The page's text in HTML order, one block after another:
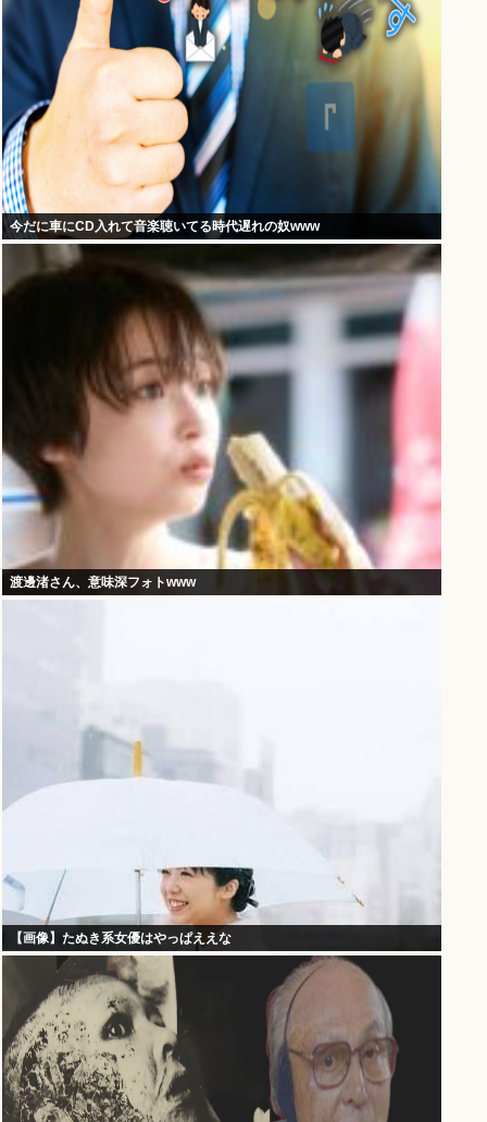
今だに車にCD入れて音楽聴いてる時代遅れの奴www
渡邊渚さん、意味深フォトwww
【画像】たぬき系女優はやっぱええな